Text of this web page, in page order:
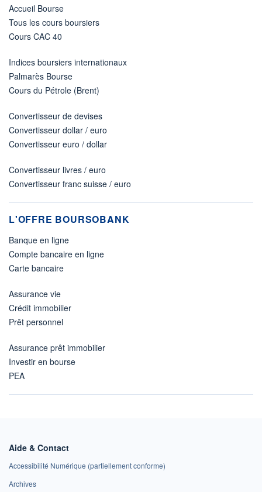
Accueil Bourse
Tous les cours boursiers
Cours CAC 40
Indices boursiers internationaux
Palmarès Bourse
Cours du Pétrole (Brent)
Convertisseur de devises
Convertisseur dollar / euro
Convertisseur euro / dollar
Convertisseur livres / euro
Convertisseur franc suisse / euro
L'OFFRE BOURSOBANK
Banque en ligne
Compte bancaire en ligne
Carte bancaire
Assurance vie
Crédit immobilier
Prêt personnel
Assurance prêt immobilier
Investir en bourse
PEA
Aide & Contact
Accessibilité Numérique (partiellement conforme)
Archives